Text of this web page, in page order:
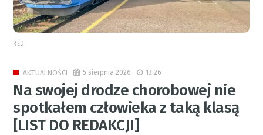
RED.
AKTUALNOŚCI 5 sierpnia 2026 13:26
Na swojej drodze chorobowej nie
spotkałem człowieka z taką klasą
[LIST DO REDAKCJI]